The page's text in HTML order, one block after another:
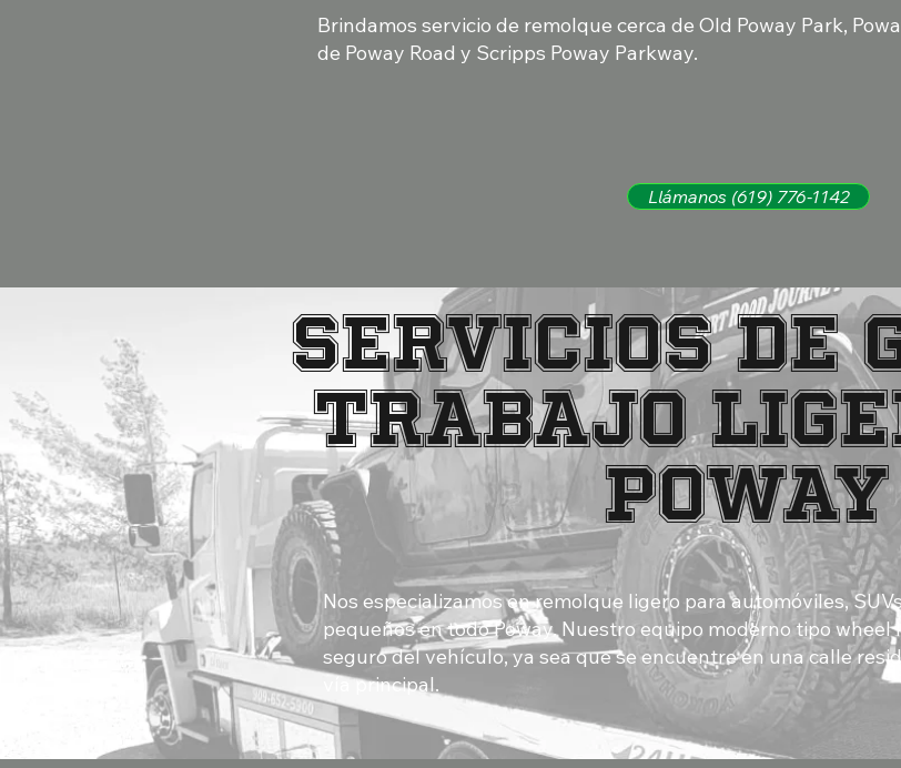
Llámanos (619) 776-1142
Brindamos servicio de remolque cerca de Old Poway Park,
de Poway Road y Scripps Poway Parkway.
SERVICIOS DE
TRABAJO
POWAY
Nos especializamos en remolque ligero para automóviles,
pequeños en todo Poway. Nuestro equipo moderno tipo
seguro del vehículo, ya sea que se encuentre en una calle
vía principal.